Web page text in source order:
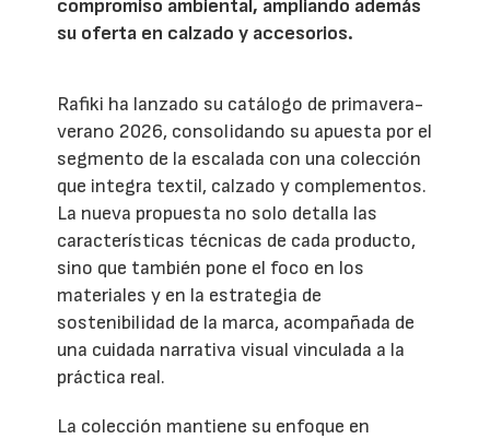
compromiso ambiental, ampliando además
su oferta en calzado y accesorios.
Rafiki ha lanzado su catálogo de primavera-
verano 2026, consolidando su apuesta por el
segmento de la escalada con una colección
que integra textil, calzado y complementos.
La nueva propuesta no solo detalla las
características técnicas de cada producto,
sino que también pone el foco en los
materiales y en la estrategia de
sostenibilidad de la marca, acompañada de
una cuidada narrativa visual vinculada a la
práctica real.
La colección mantiene su enfoque en